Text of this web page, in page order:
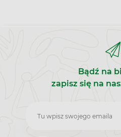
Bądź na
zapisz się na
Zapisz
do